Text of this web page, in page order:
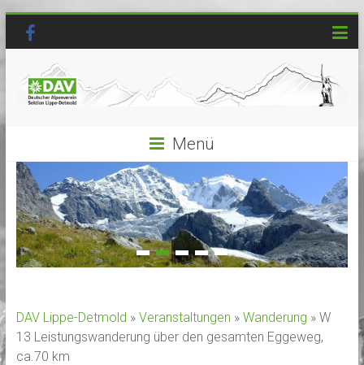
Menü
DAV Lippe-Detmold » Veranstaltungen » Wanderung » W
13 Leistungswanderung über den gesamten Eggeweg,
ca.70 km